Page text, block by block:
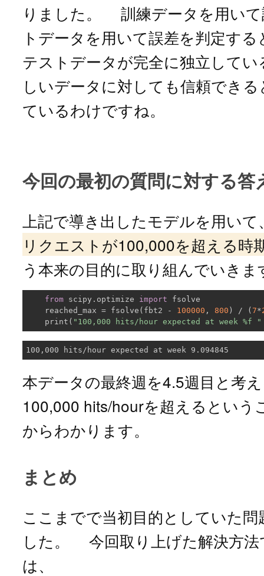
りました。 訓練データを用いて
トデータを用いて誤差を判定す
テストデータが完全に独立して
しいデータに対しても信頼でき
ているわけですね。
今回の最初の質問に対する答
上記で導き出したモデルを用いて
リクエストが100,000を超える時
う本来の目的に取り組んでいきま
from scipy.optimize import fsolve
    reached_max = fsolve(fbt2 -
100000 , 800 ) / ( 7*
    print(
"100,000 hits/hour expected at week %f "
本データの最終週を4.5週目と考
100,000 hits/hourを超えるという
からわかります。
まとめ
ここまでで当初目的としていた
した。 今回取り上げた解決方法
は、